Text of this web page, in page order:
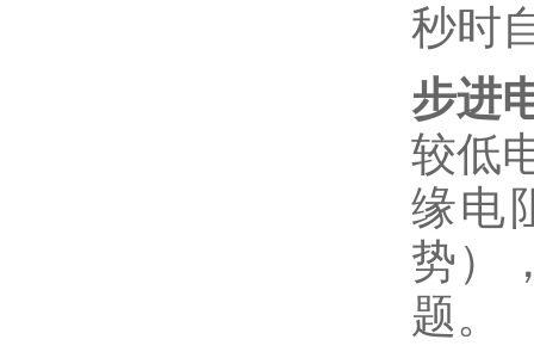
秒时
步进
较低
缘电
势）
题。